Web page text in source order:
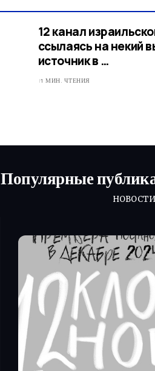
12 канал
ссылаясь на некий
источник в …
1 МИН. ЧТЕНИЯ
Популярные